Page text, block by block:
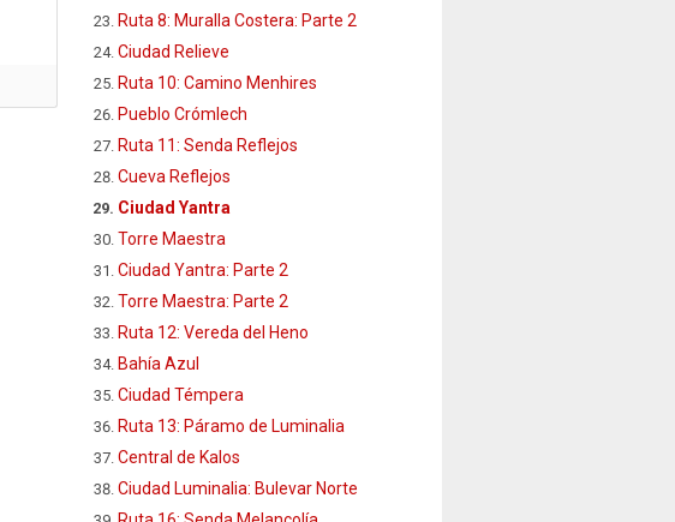
Ruta 8: Muralla Costera: Parte 2
Ciudad Relieve
Ruta 10: Camino Menhires
Pueblo Crómlech
Ruta 11: Senda Reflejos
Cueva Reflejos
Ciudad Yantra
Torre Maestra
Ciudad Yantra: Parte 2
Torre Maestra: Parte 2
Ruta 12: Vereda del Heno
Bahía Azul
Ciudad Témpera
Ruta 13: Páramo de Luminalia
Central de Kalos
Ciudad Luminalia: Bulevar Norte